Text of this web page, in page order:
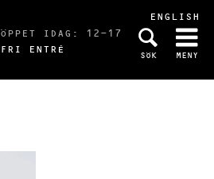
ENGLISH
ÖPPET IDAG: 12-17
FRI ENTRÉ
SÖK MENY